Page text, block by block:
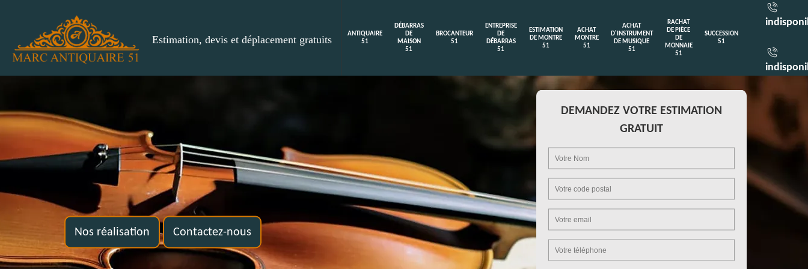
Estimation, devis et déplacement gratuits
ANTIQUAIRE
51
DÉBARRAS
DE
MAISON
51
BROCANTEUR
51
ENTREPRISE
DE
DÉBARRAS
51
ESTIMATION
DE MONTRE
51
ACHAT
MONTRE
51
ACHAT
D'INSTRUMENT
DE MUSIQUE
51
RACHAT
DE PIÈCE
DE
MONNAIE
51
SUCCESSION
51
Nos réalisation Contactez-nous
DEMANDEZ VOTRE ESTIMATION
GRATUIT